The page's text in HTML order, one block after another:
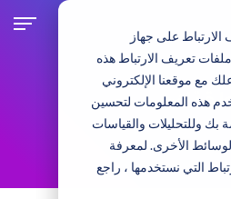
على جهاز
تعريف الارتباط هذه
مع موقعنا الإلكتروني
هذه المعلومات لتحسين
وللتحليلات والقياسات
الأخرى. لمعرفة
التي نستخدمها ، راجع
إلى
المحتوى
الرئيسي